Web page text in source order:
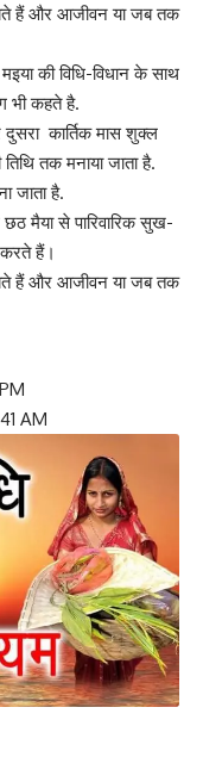
हैं और आजीवन या जब तक
की विधि-विधान के साथ
भी कहते है.
कार्तिक मास शुक्ल
तिथि तक मनाया जाता है.
जाता है.
मैया से पारिवारिक सुख-
करते हैं।
हैं और आजीवन या जब तक
AM